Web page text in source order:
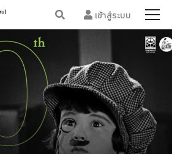
เข้าสู่ระบบ